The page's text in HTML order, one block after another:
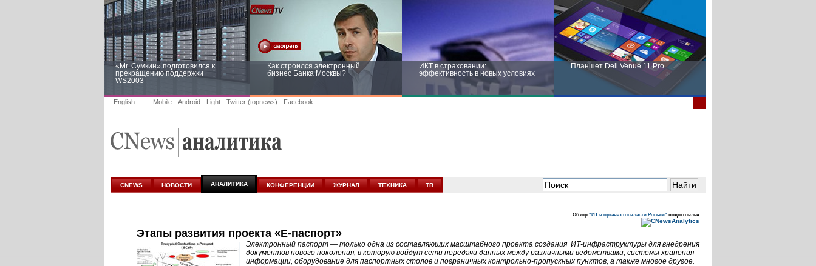
«Mr. Сумкин» подготовился к
прекращению поддержки
WS2003
Как строился электронный
бизнес Банка Москвы?
ИКТ в страховании:
эффективность в новых условиях
Планшет Dell Venue 11 Pro
аналитике
новых условиях
English Mobile Android Light Twitter (topnews) Facebook
CNEWS НОВОСТИ АНАЛИТИКА КОНФЕРЕНЦИИ ЖУРНАЛ ТЕХНИКА ТВ
Обзор "ИТ в органах госвласти России" подготовлен
Этапы развития проекта «Е-паспорт»
Электронный паспорт — только одна из составляющих масштабного проекта создания ИТ-инфраструктуры для внедрения
документов нового поколения, в которую войдут сети передачи данных между различными ведомствами, системы хранения
информации, оборудование для паспортных столов и пограничных контрольно-пропускных пунктов, а также многое другое.